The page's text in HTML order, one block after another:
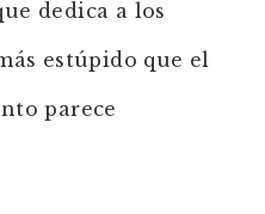
dedica a los
estúpido que el
parece